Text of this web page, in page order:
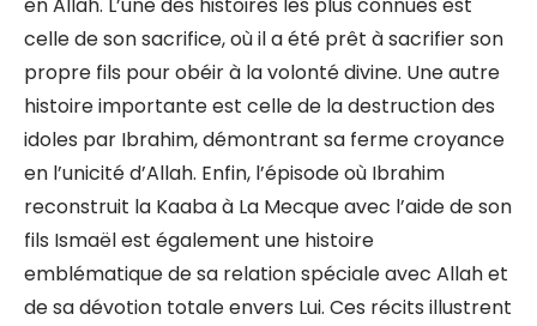
celle de son sacrifice, où il a été prêt à sacrifier son
propre fils pour obéir à la volonté divine. Une autre
histoire importante est celle de la destruction des
idoles par Ibrahim, démontrant sa ferme croyance
en l’unicité d’Allah. Enfin, l’épisode où Ibrahim
reconstruit la Kaaba à La Mecque avec l’aide de son
fils Ismaël est également une histoire
emblématique de sa relation spéciale avec Allah et
de sa dévotion totale envers Lui. Ces récits illustrent